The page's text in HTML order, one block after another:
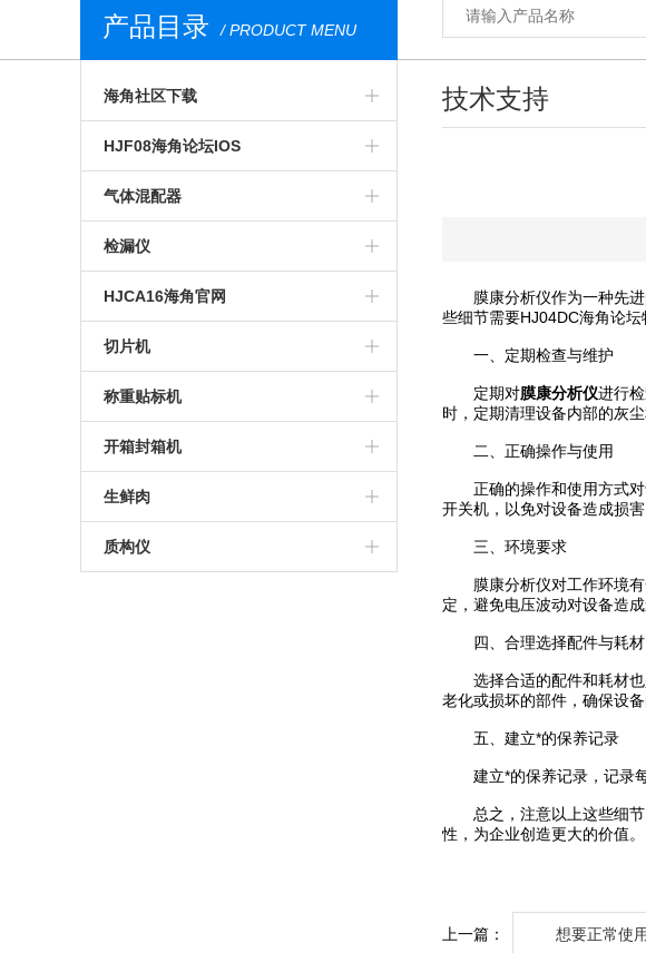
产品目录 / PRODUCT MENU
海角社区下载
气调包装分析仪
安瓿瓶海角社区下载
西林瓶海角社区下载
荧光法海角社区下载
食品海角社区下载
便携式海角社区下载
进口海角社区下载
药品海角社区下载
无损海角社区下载
HJF08海角论坛IOS
膜康分析仪
台式顶空气体分析仪
无损HJF08海角论坛IOS
荧光法HJF08海角论坛IOS
在线HJF08海角论坛IOS
食品包装HJF08海角论坛IOS
药品包装HJF08海角论坛IOS
气体混配器
气调包装气体混配器
机械旋钮式气体混配器
数字式气体混配器
食品包装气体混配器
检漏仪
透湿仪
透过率测试仪
在线检漏仪
包装检漏仪
无损包装检漏仪
食品包装检漏仪
HJCA16海角官网
预制菜食品HJCA16海角官网
气调HJCA16海角官网
真空贴体HJCA16海角官网
真空HJCA16海角官网
预制托盒HJCA16海角官网
切片机
全自动切片机
手动切片机
称重贴标机
入门级称重贴标机
高性能称重贴标机
开箱封箱机
套袋机
生鲜肉
生鲜肉气调包装品控方案
质构仪
技术支持
膜康分析仪作为一种先进
些细节需要HJ04DC海角论坛
一、定期检查与维护
定期对膜康分析仪进行
时，定期清理设备内部的灰
二、正确操作与使用
正确的操作和使用方式对
开关机，以免对设备造成损害
三、环境要求
膜康分析仪对工作环境有
定，避免电压波动对设备造成
四、合理选择配件与耗材
选择合适的配件和耗材也
老化或损坏的部件，确保设备
五、建立*的保养记录
建立*的保养记录，记录每
总之，注意以上这些细节
性，为企业创造更大的价值。
上一篇： 想要正常使